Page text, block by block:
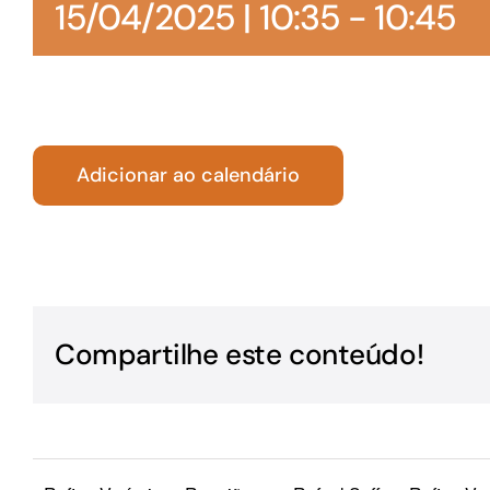
Para os negócios voltados aos serviços do setor de
turismo
15/04/2025 | 10:35 - 10:45
Adicionar ao calendário
Compartilhe este conteúdo!